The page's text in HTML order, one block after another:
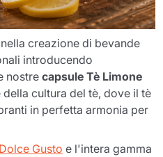
creazione di bevande
introducendo
nostrecapsule Tè Limone
cultura del tè, dove il tè
in perfetta armonia per
Gusto e l'intera gamma